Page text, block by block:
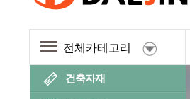
전체카테고리
건축자재